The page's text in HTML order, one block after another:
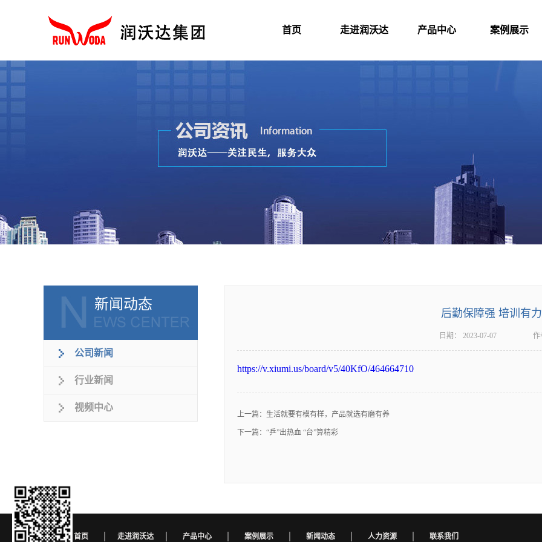
首页 走进润沃达 产品中心 案例展示
新闻动态
公司新闻
行业新闻
视频中心
后勤保障强 培训有
日期： 2023-07-07 作
https://v.xiumi.us/board/v5/40KfO/464664710
上一篇： 生活就要有模有样，产品就选有磨有养
下一篇： “乒”出热血 “台”算精彩
首页 走进润沃达 产品中心 案例展示 新闻动态 人力资源 联系我们